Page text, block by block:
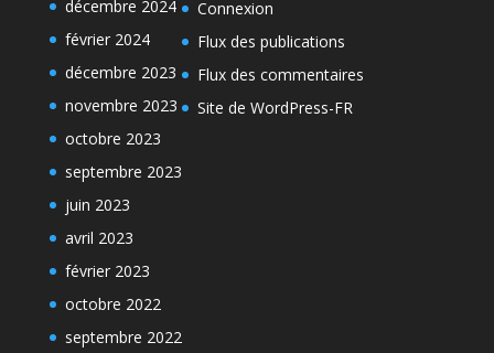
décembre 2024
février 2024
décembre 2023
novembre 2023
octobre 2023
septembre 2023
juin 2023
avril 2023
février 2023
octobre 2022
septembre 2022
Connexion
Flux des publications
Flux des commentaires
Site de WordPress-FR